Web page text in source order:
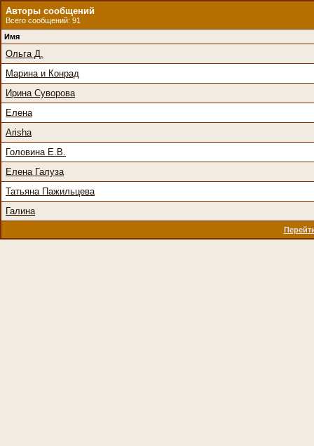
Авторы сообщений
Всего сообщений: 91
Имя
Ольга Д.
Марина и Конрад
Ирина Суворова
Елена
Arisha
Головина Е.В.
Елена Галуза
Татьяна Пажильцева
Галина